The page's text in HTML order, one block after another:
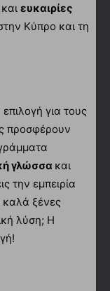
και ευκαιρίες
Κύπρο και τη
για τους
προσφέρουν
γλώσσα και
την εμπειρία
καλά ξένες
λύση; Η